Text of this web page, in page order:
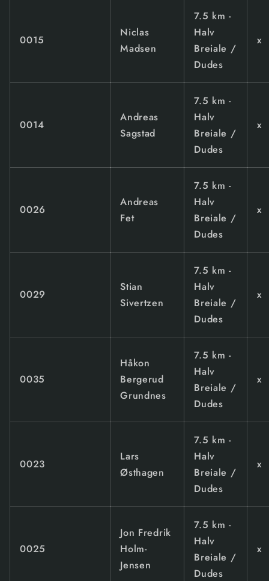
0015
Niclas
Madsen
7.5 km -
Halv
Breiale /
Dudes
x
0014
Andreas
Sagstad
7.5 km -
Halv
Breiale /
Dudes
x
0026
Andreas
Fet
7.5 km -
Halv
Breiale /
Dudes
x
0029
Stian
Sivertzen
7.5 km -
Halv
Breiale /
Dudes
x
0035
Håkon
Bergerud
Grundnes
7.5 km -
Halv
Breiale /
Dudes
x
0023
Lars
Østhagen
7.5 km -
Halv
Breiale /
Dudes
x
0025
Jon Fredrik
Holm-
Jensen
7.5 km -
Halv
Breiale /
Dudes
x